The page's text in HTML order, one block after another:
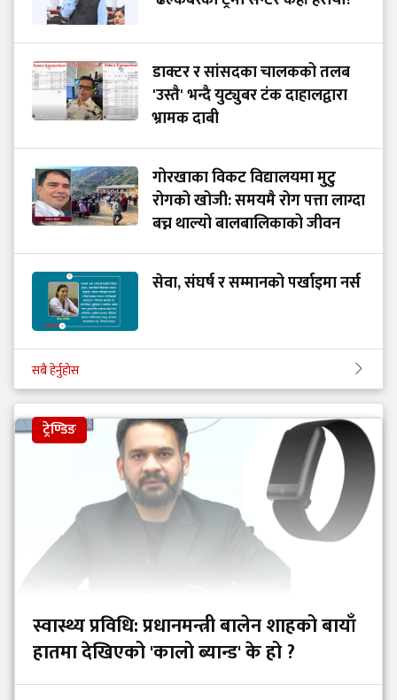
डाक्टर र सांसदका चालकको तलब
'उस्तै' भन्दै युट्युबर टंक दाहालद्वारा
भ्रामक दाबी
गोरखाका विकट विद्यालयमा मुटु
रोगको खोजी: समयमै रोग पत्ता लाग्दा
बच्न थाल्यो बालबालिकाको जीवन
सेवा, संघर्ष र सम्मानको पर्खाइमा नर्स
सबै हेर्नुहोस
ट्रेण्डिङ
स्वास्थ्य प्रविधि: प्रधानमन्त्री बालेन शाहको बायाँ
हातमा देखिएको 'कालो ब्यान्ड' के हो ?